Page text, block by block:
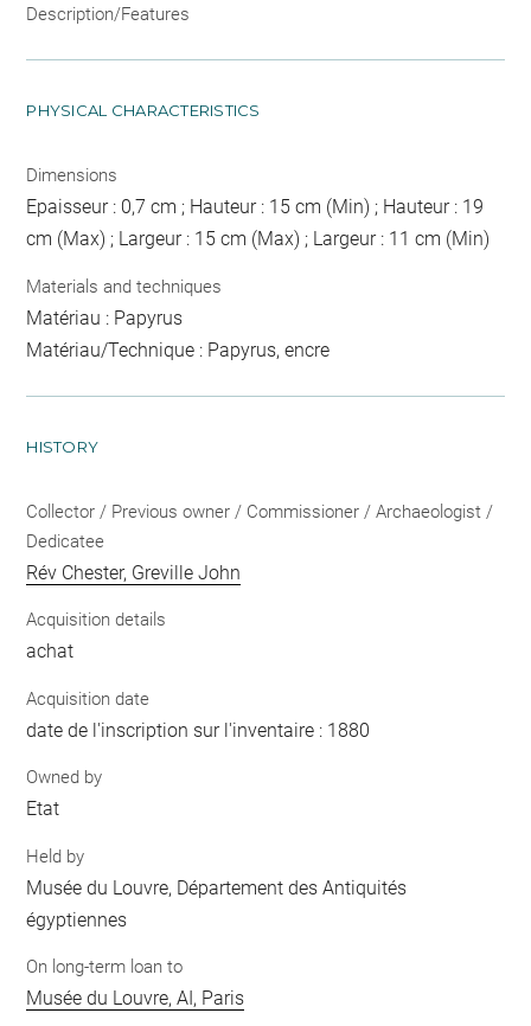
Description/Features
PHYSICAL CHARACTERISTICS
Dimensions
Epaisseur : 0,7 cm ; Hauteur : 15 cm (Min) ; Hauteur : 19
cm (Max) ; Largeur : 15 cm (Max) ; Largeur : 11 cm (Min)
Materials and techniques
Matériau : Papyrus
Matériau/Technique : Papyrus, encre
HISTORY
Collector / Previous owner / Commissioner / Archaeologist /
Dedicatee
Rév Chester, Greville John
Acquisition details
achat
Acquisition date
date de l'inscription sur l'inventaire : 1880
Owned by
Etat
Held by
Musée du Louvre, Département des Antiquités
égyptiennes
On long-term loan to
Musée du Louvre, AI, Paris